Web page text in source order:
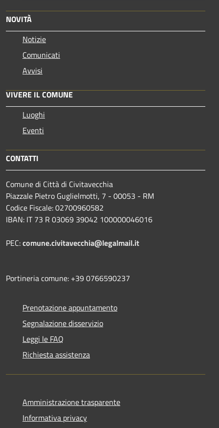
NOVITÀ
Notizie
Comunicati
Avvisi
VIVERE IL COMUNE
Luoghi
Eventi
CONTATTI
Comune di Città di Civitavecchia
Piazzale Pietro Guglielmotti, 7 - 00053 - RM
Codice Fiscale: 02700960582
IBAN: IT 73 R 03069 39042 100000046016
PEC:comune.civitavecchia@legalmail.it
Portineria comune: +39 0766590237
Prenotazione appuntamento
Segnalazione disservizio
Leggi le FAQ
Richiesta assistenza
Amministrazione trasparente
Informativa privacy